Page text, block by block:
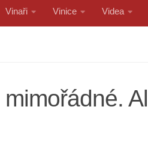
Vinaři Vinice Videa